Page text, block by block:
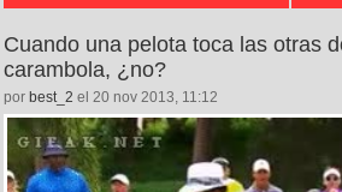
Cuando una pelota toca las otras
carambola, ¿no?
por best_2 el 20 nov 2013, 11:12